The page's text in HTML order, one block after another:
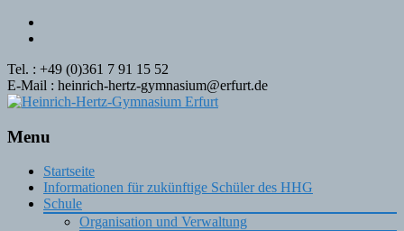
Tel. : +49 (0)361 7 91 15 52
E-Mail : heinrich-hertz-gymnasium@erfurt.de
Menu
Skip
content
Startseite
Informationen für zukünftige Schüler des HHG
Schule
Organisation und Verwaltung